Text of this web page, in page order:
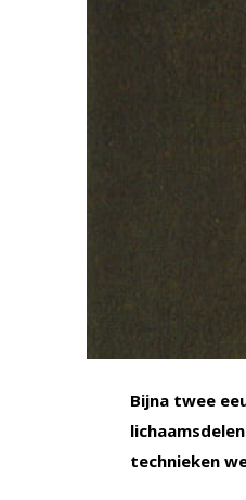
Bijna twee
technieken